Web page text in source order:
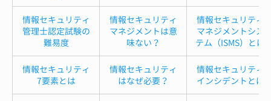
情報セキュリティ
管理士認定試験の
難易度
情報セキュリティ
マネジメントは意
味ない？
情報セキュリティ
マネジメントシス
テム（ISMS）とは
情報セキュリティ
7要素とは
情報セキュリティ
はなぜ必要？
情報セキュリティ
インシデントとは